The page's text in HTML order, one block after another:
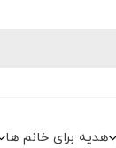
هدیه برای خانم ها